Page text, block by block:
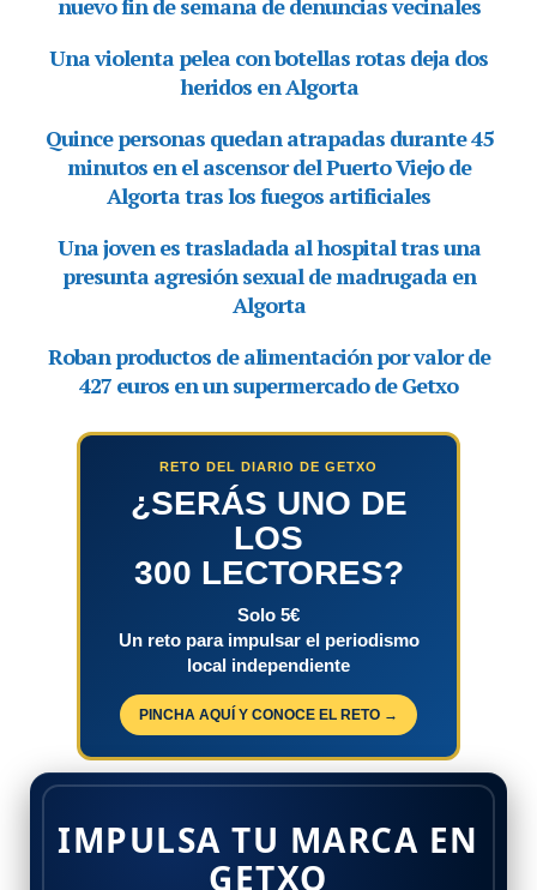
RETO DEL DIARIO DE GETXO
¿SERÁS UNO DE
LOS
300 LECTORES?
Solo 5€
Un reto para impulsar el periodismo
local independiente
PINCHA AQUÍ Y CONOCE EL RETO →
IMPULSA TU MARCA EN
GETXO